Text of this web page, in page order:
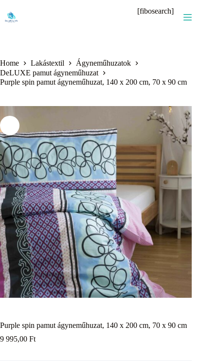
content
[fibosearch]
Home Lakástextil
Ágyneműhuzatok
DeLUXE pamut ágyneműhuzat
Purple spin pamut ágyneműhuzat, 140 x 200 cm, 70 x 90 cm
Purple spin pamut ágyneműhuzat, 140 x 200 cm, 70 x 90 cm
9 995,00 Ft